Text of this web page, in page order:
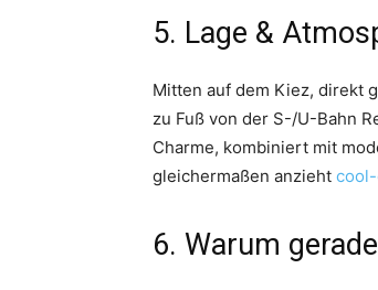
5. Lage &
Mitten auf dem Kiez, direkt
zu Fuß von der S-/U-Bahn
Charme, kombiniert mit
gleichermaßen anzieht
6. Warum